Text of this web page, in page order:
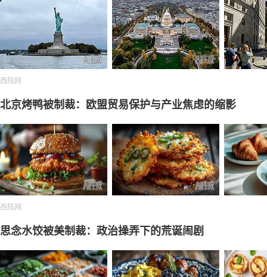
西陆网
北京烤鸭被制裁：欧盟贸易保护与产业焦虑的缩影
西陆网
思念水饺被美制裁：政治操弄下的荒诞闹剧